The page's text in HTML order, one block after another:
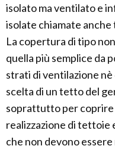
isolato ma ventilato e
isolate chiamate
La copertura di tipo
quella più semplice da
strati di ventilazione
scelta di un tetto del
soprattutto per coprire
realizzazione di tettoie
che non devono